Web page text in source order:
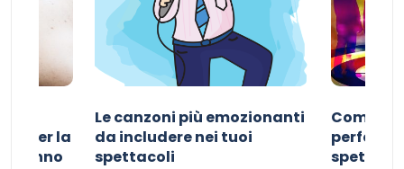
per la
sonno
Le canzoni più emozionanti
da includere nei tuoi
spettacoli
Come
perfetta